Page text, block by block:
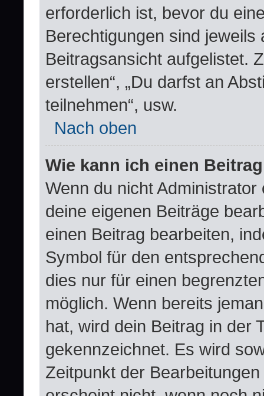
erforderlich ist, bevor du
Berechtigungen sind
Beitragsansicht aufgelistet.
erstellen“, „Du darfst an
teilnehmen“, usw.
Nach oben
Wie kann ich einen
Wenn du nicht
deine eigenen Beiträge
einen Beitrag bearbeiten,
Symbol für den
dies nur für einen
möglich. Wenn bereits
hat, wird dein Beitrag in der
gekennzeichnet. Es wird
Zeitpunkt der